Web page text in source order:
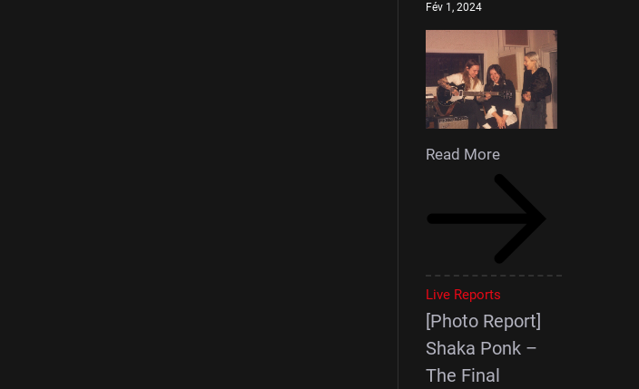
Fév 1, 2024
Read More
Live Reports
[Photo Report]
Shaka Ponk –
The Final